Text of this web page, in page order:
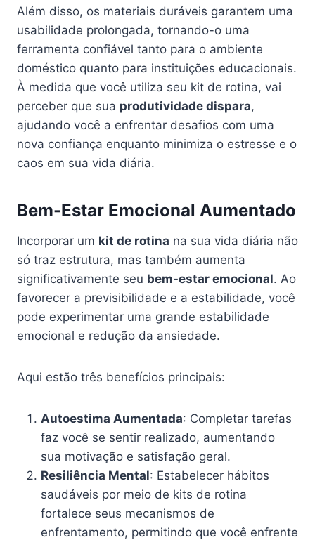
Além disso, os materiais duráveis garantem uma
usabilidade prolongada, tornando-o uma
ferramenta confiável tanto para o ambiente
doméstico quanto para instituições educacionais.
À medida que você utiliza seu kit de rotina, vai
perceber que sua produtividade dispara,
ajudando você a enfrentar desafios com uma
nova confiança enquanto minimiza o estresse e o
caos em sua vida diária.
Bem-Estar Emocional Aumentado
Incorporar um kit de rotina na sua vida diária não
só traz estrutura, mas também aumenta
significativamente seu bem-estar emocional. Ao
favorecer a previsibilidade e a estabilidade, você
pode experimentar uma grande estabilidade
emocional e redução da ansiedade.
Aqui estão três benefícios principais:
Autoestima Aumentada: Completar tarefas
faz você se sentir realizado, aumentando
sua motivação e satisfação geral.
Resiliência Mental: Estabelecer hábitos
saudáveis por meio de kits de rotina
fortalece seus mecanismos de
enfrentamento, permitindo que você enfrente